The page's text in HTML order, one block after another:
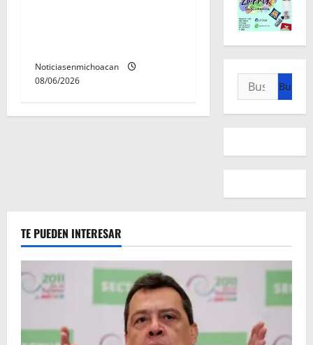
Noticiasenmichoacan
08/06/2026
Buscar:
TE PUEDEN INTERESAR